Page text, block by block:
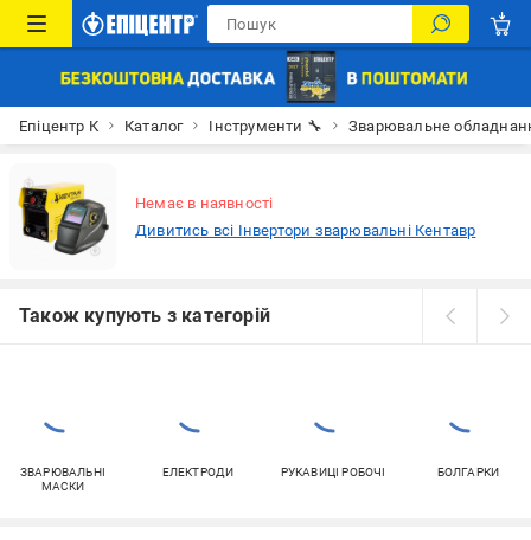
Епіцентр К Каталог Інструменти 🔧 Зварювальне
Немає в наявності
Дивитись всі Інвертори зварювальні Кентавр
Також купують з категорій
ЗВАРЮВАЛЬНІ
МАСКИ
ЕЛЕКТРОДИ РУКАВИЦІ РОБОЧІ БОЛГАРКИ